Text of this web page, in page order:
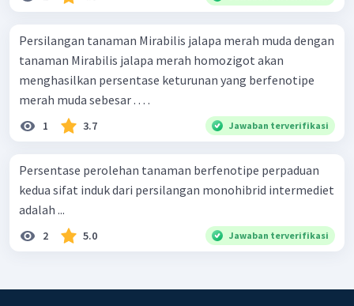
Persilangan tanaman Mirabilis jalapa merah muda dengan
tanaman Mirabilis jalapa merah homozigot akan
menghasilkan persentase keturunan yang berfenotipe
merah muda sebesar . . . .
1 3.7 Jawaban terverifikasi
Persentase perolehan tanaman berfenotipe perpaduan
kedua sifat induk dari persilangan monohibrid intermediet
adalah ...
2 5.0 Jawaban terverifikasi